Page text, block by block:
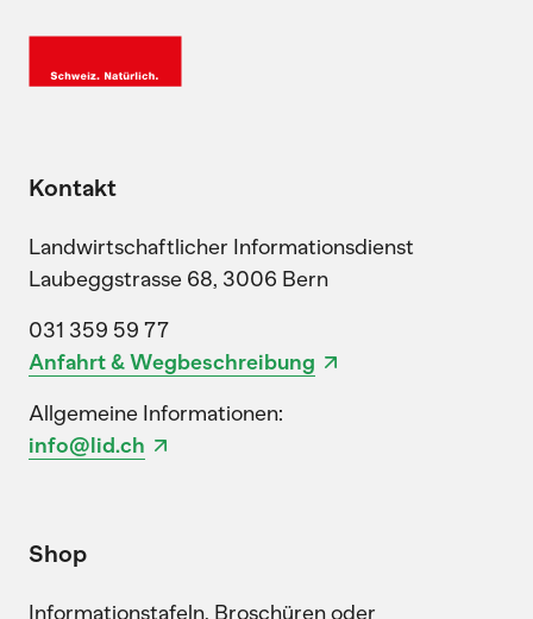
Kontakt
Landwirtschaftlicher Informationsdienst
Laubeggstrasse 68, 3006 Bern
031 359 59 77
Anfahrt & Wegbeschreibung
Allgemeine Informationen:
info@lid.ch
Shop
Informationstafeln, Broschüren oder